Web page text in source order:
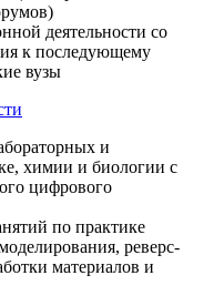
деятельности со
к последующему
вузы
и
химии и биологии с
цифрового
по практике
реверс-
материалов и